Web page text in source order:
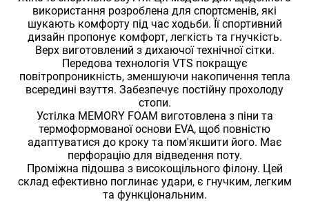
використання розроблена для спортсменів, які
шукають комфорту під час ходьби. Її спортивний
дизайн пропонує комфорт, легкість та гнучкість.
Верх виготовлений з дихаючої технічної сітки.
Передова технологія VTS покращує
повітропроникність, зменшуючи накопичення тепла
всередині взуття. Забезпечує постійну прохолоду
стопи.
Устілка MEMORY FOAM виготовлена ​​з піни та
термоформованої основи EVA, щоб повністю
адаптуватися до кроку та пом'якшити його. Має
перфорацію для відведення поту.
Проміжна підошва з високощільного філону. Цей
склад ефективно поглинає удари, є гнучким, легким
та функціональним.